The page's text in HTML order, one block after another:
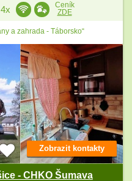
4x
Ceník
ZDE
a zahrada - Táborsko“
- CHKO Šumava
Zobrazit kontakty